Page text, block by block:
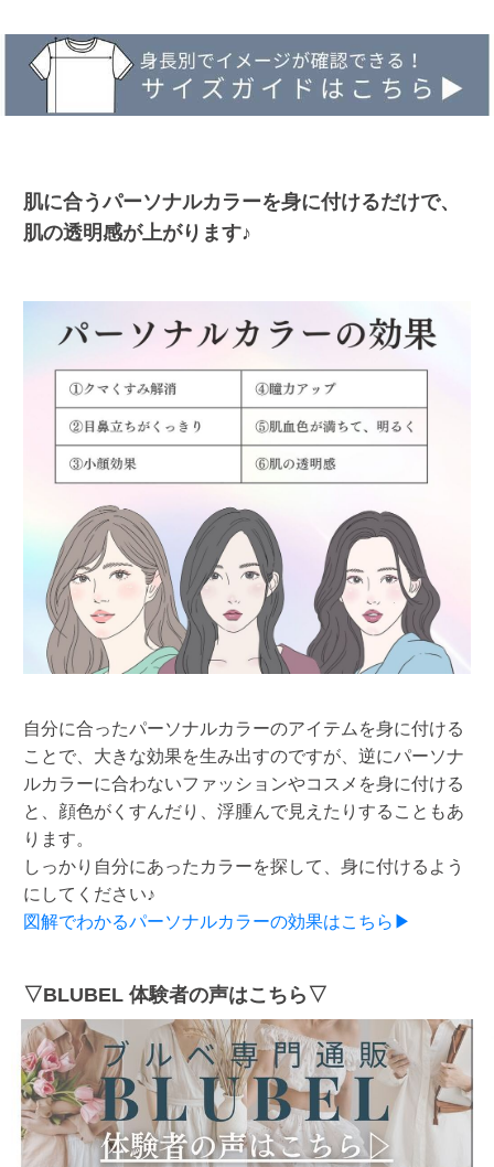
肌に合うパーソナルカラーを身に付けるだけで、
肌の透明感が上がります♪
自分に合ったパーソナルカラーのアイテムを身に付ける
ことで、大きな効果を生み出すのですが、逆にパーソナ
ルカラーに合わないファッションやコスメを身に付ける
と、顔色がくすんだり、浮腫んで見えたりすることもあ
ります。
しっかり自分にあったカラーを探して、身に付けるよう
にしてください♪
図解でわかるパーソナルカラーの効果はこちら▶
▽BLUBEL 体験者の声はこちら▽